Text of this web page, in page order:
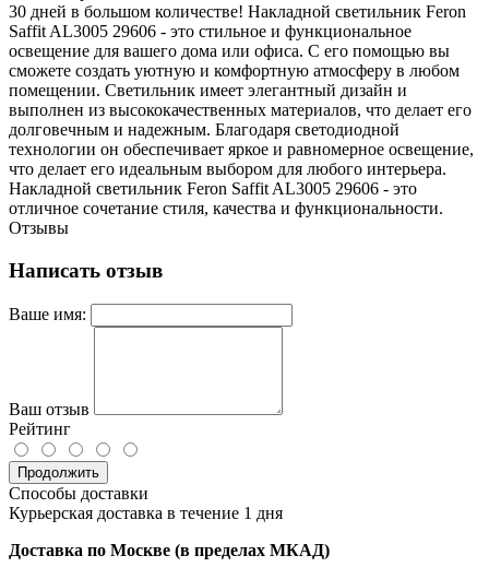
30 дней в большом количестве! Накладной светильник Feron
Saffit AL3005 29606 - это стильное и функциональное
освещение для вашего дома или офиса. С его помощью вы
сможете создать уютную и комфортную атмосферу в любом
помещении. Светильник имеет элегантный дизайн и
выполнен из высококачественных материалов, что делает его
долговечным и надежным. Благодаря светодиодной
технологии он обеспечивает яркое и равномерное освещение,
что делает его идеальным выбором для любого интерьера.
Накладной светильник Feron Saffit AL3005 29606 - это
отличное сочетание стиля, качества и функциональности.
Отзывы
Написать отзыв
Ваше имя:
Ваш отзыв
Рейтинг
Продолжить
Способы доставки
Курьерская доставка в течение 1 дня
Доставка по Москве (в пределах МКАД)